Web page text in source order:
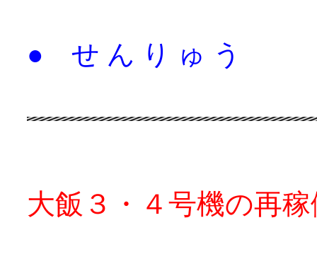
● せ ん り ゅ う
大飯３・４号機の再